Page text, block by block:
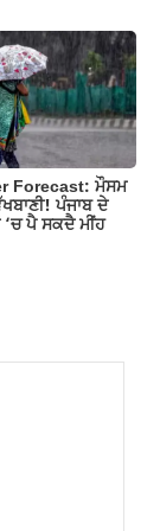
Forecast: ਮੌਸਮ
ਪੰਜਾਬ ਦੇ
ਪੈ ਸਕਦੈ ਮੀਂਹ